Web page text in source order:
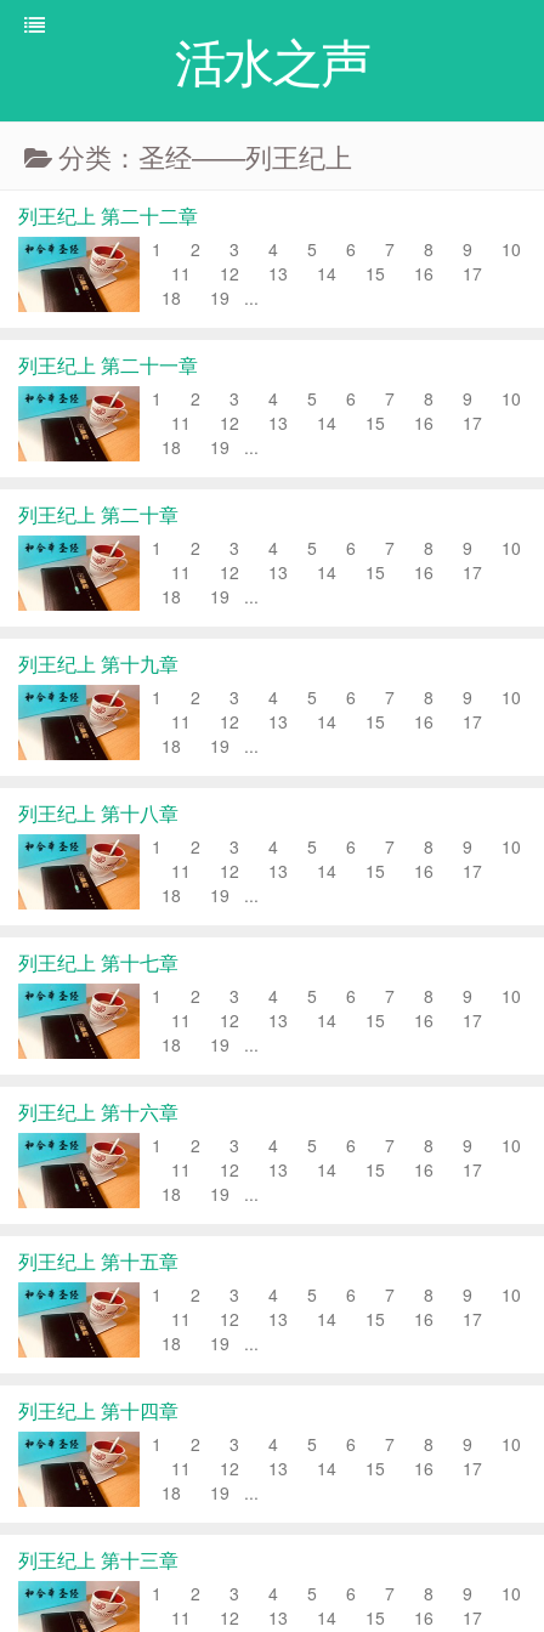
活水之声
分类：圣经——列王纪上
列王纪上 第二十二章
1 2 3 4 5 6 7 8 9 10
11 12 13 14 15 16 17
18 19 ...
列王纪上 第二十一章
1 2 3 4 5 6 7 8 9 10
11 12 13 14 15 16 17
18 19 ...
列王纪上 第二十章
1 2 3 4 5 6 7 8 9 10
11 12 13 14 15 16 17
18 19 ...
列王纪上 第十九章
1 2 3 4 5 6 7 8 9 10
11 12 13 14 15 16 17
18 19 ...
列王纪上 第十八章
1 2 3 4 5 6 7 8 9 10
11 12 13 14 15 16 17
18 19 ...
列王纪上 第十七章
1 2 3 4 5 6 7 8 9 10
11 12 13 14 15 16 17
18 19 ...
列王纪上 第十六章
1 2 3 4 5 6 7 8 9 10
11 12 13 14 15 16 17
18 19 ...
列王纪上 第十五章
1 2 3 4 5 6 7 8 9 10
11 12 13 14 15 16 17
18 19 ...
列王纪上 第十四章
1 2 3 4 5 6 7 8 9 10
11 12 13 14 15 16 17
18 19 ...
列王纪上 第十三章
1 2 3 4 5 6 7 8 9 10
11 12 13 14 15 16 17